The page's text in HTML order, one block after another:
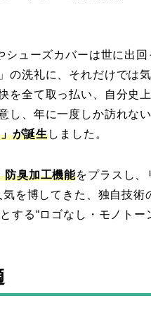
シューズカバーは世に出回
の洗礼に、それだけでは
を全て取っ払い、自分史
し、年に一度しか訪れな
が誕生しました。
防臭加工機能をプラスし、
を博してきた、独自技術
する“ロゴなし・モノトー